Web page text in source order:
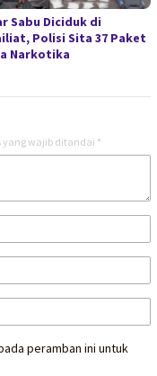
Sabu Diciduk di
Polisi Sita 37 Paket
Narkotika
yang wajib ditandai *
peramban ini untuk